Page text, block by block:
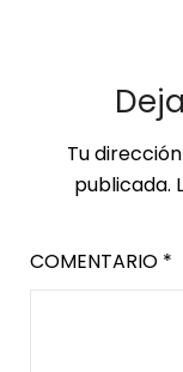
Tu
publicada.
COMENTARIO *